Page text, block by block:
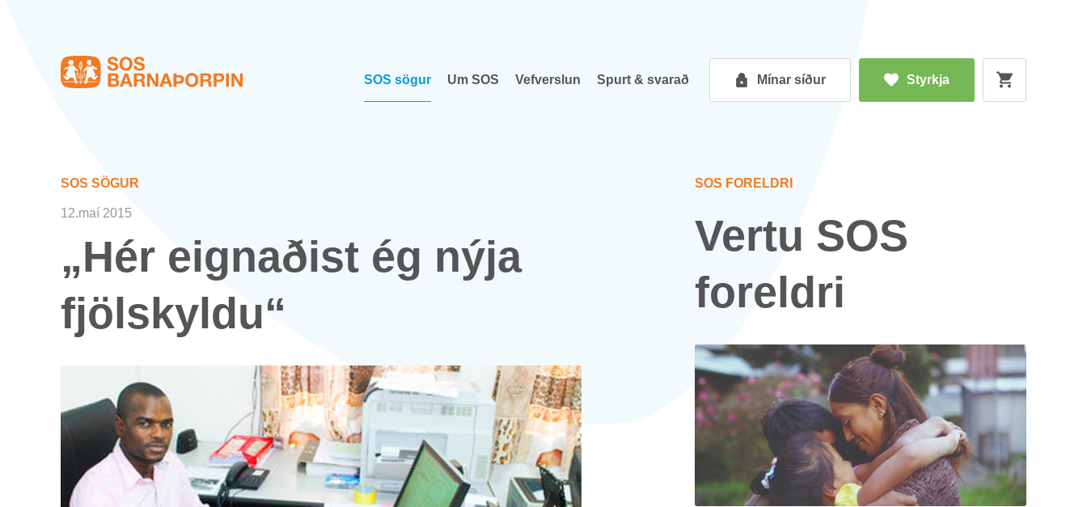
Heim SOS sög­ur Um SOS Vef­versl­un Spurt & svar­að Mín­ar síð­ur Styrkja
SOS SÖG­UR
12.maí 2015
„Hér eign­að­ist ég nýja
fjöl­skyldu“
SOS FOR­ELDRI
Vertu SOS
for­eldri